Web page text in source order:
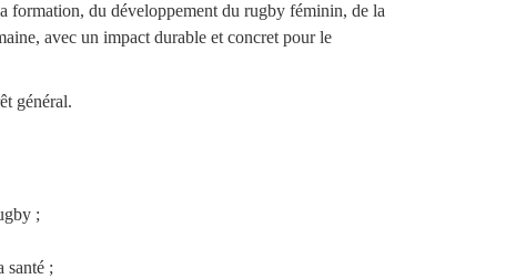
du développement du rugby féminin, de la
avec un impact durable et concret pour le
général.
;
santé ;